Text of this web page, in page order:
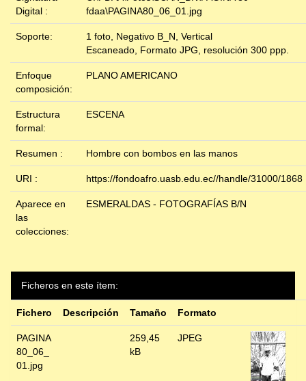
Digital :
fdaa\PAGINA80_06_01.jpg
Soporte:
1 foto, Negativo B_N, Vertical
Escaneado, Formato JPG, resolución 300 ppp.
Enfoque
composición:
PLANO AMERICANO
Estructura
formal:
ESCENA
Resumen : Hombre con bombos en las manos
URI : https://fondoafro.uasb.edu.ec//handle/31000/1868
Aparece en
las
colecciones:
ESMERALDAS - FOTOGRAFÍAS B/N
Ficheros en este ítem:
Fichero Descripción Tamaño Formato
PAGINA
80_06_
01.jpg
259,45
kB
JPEG